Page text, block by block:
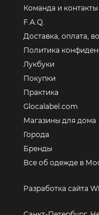
Команда и контакты
F.A.Q.
Доставка, оплата,
Политика
Лукбуки
Покупки
Практика
Glocalabel.com
Магазины для дома
Города
Бренды
Все об одежде в
Разработка сайта